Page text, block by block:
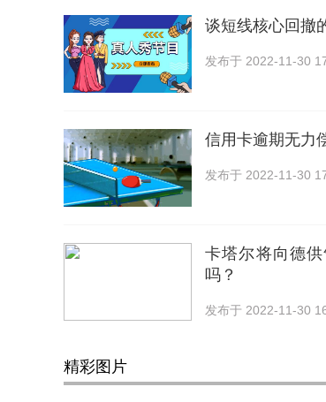
谈短线核心回撤
发布于 2022-11-30
信用卡逾期无力
发布于 2022-11-30
卡塔尔将向德
吗？
发布于 2022-11-30
精彩图片